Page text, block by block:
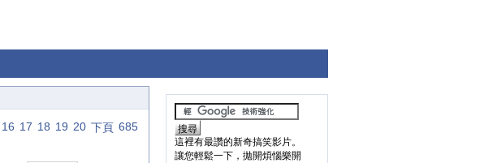
16 17 18 19 20 下頁 685
這裡有最讚的新奇搞笑影片。
讓您輕鬆一下，拋開煩惱樂開